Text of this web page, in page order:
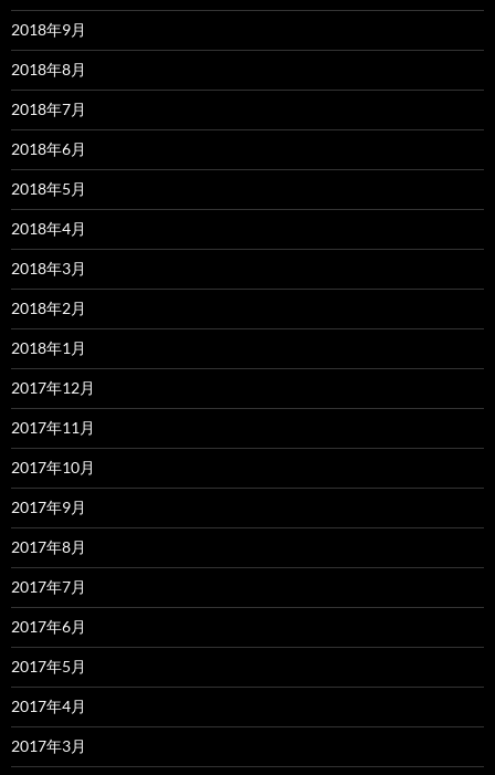
2018年9月
2018年8月
2018年7月
2018年6月
2018年5月
2018年4月
2018年3月
2018年2月
2018年1月
2017年12月
2017年11月
2017年10月
2017年9月
2017年8月
2017年7月
2017年6月
2017年5月
2017年4月
2017年3月